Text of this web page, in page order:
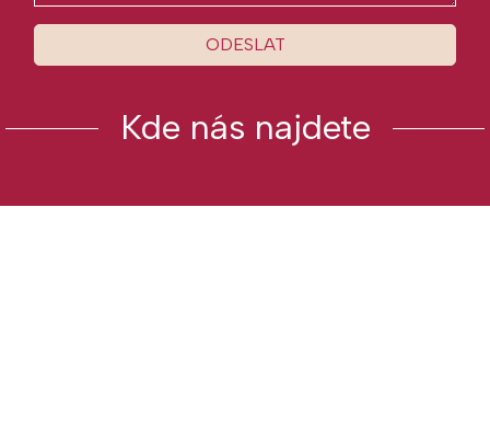
ODESLAT
Kde nás najdete